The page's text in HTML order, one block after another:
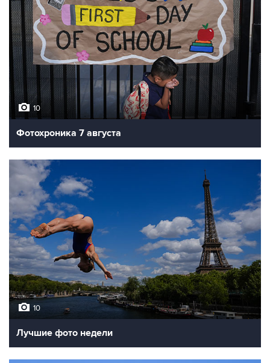
10
Фотохроника 7 августа
10
Лучшие фото недели